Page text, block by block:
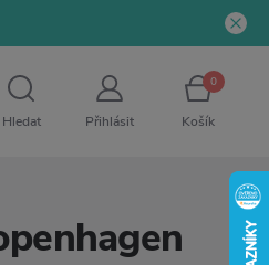
Hledat Přihlásit
0
Košík